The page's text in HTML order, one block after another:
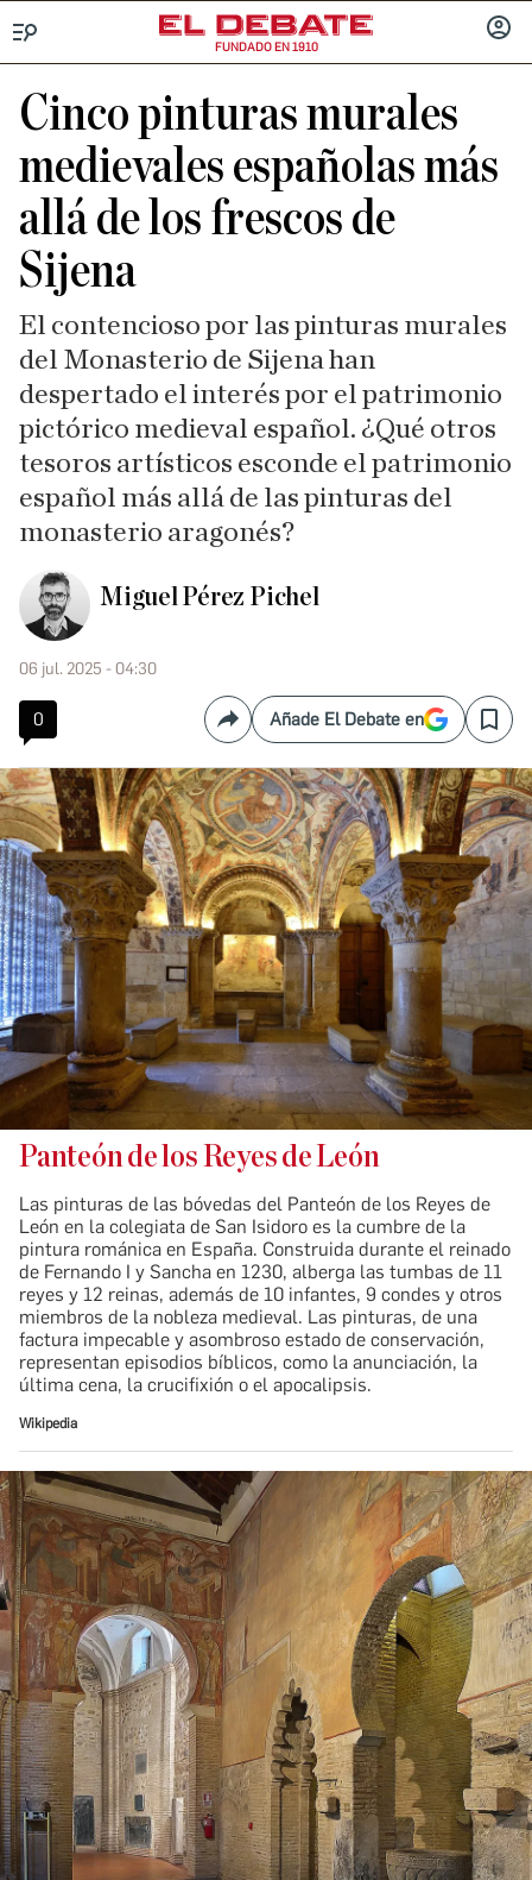
FUNDADO EN 1910
Cinco pinturas murales
medievales españolas más
allá de los frescos de
Sijena
El contencioso por las pinturas murales
del Monasterio de Sijena han
despertado el interés por el patrimonio
pictórico medieval español. ¿Qué otros
tesoros artísticos esconde el patrimonio
español más allá de las pinturas del
monasterio aragonés?
Miguel Pérez Pichel
06 jul. 2025 - 04:30
0 CompartirAñade El Debate en Save
Panteón de los Reyes de León
Las pinturas de las bóvedas del Panteón de los Reyes de
León en la colegiata de San Isidoro es la cumbre de la
pintura románica en España. Construida durante el reinado
de Fernando I y Sancha en 1230, alberga las tumbas de 11
reyes y 12 reinas, además de 10 infantes, 9 condes y otros
miembros de la nobleza medieval. Las pinturas, de una
factura impecable y asombroso estado de conservación,
representan episodios bíblicos, como la anunciación, la
última cena, la crucifixión o el apocalipsis.
Wikipedia